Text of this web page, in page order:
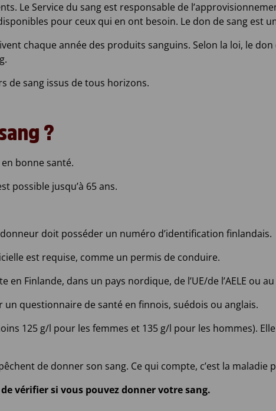
Le Service du sang est responsable de
pour ceux qui en ont besoin. Le don de sang est
chaque année des produits sanguins. Selon la loi, le
de sang issus de tous horizons.
?
bonne santé.
possible jusqu’à 65 ans.
doit posséder un numéro d’identification finlandais.
est requise, comme un permis de conduire.
en Finlande, dans un pays nordique, de l’UE/de l’AELE ou
questionnaire de santé en finnois, suédois ou anglais.
125 g/l pour les femmes et 135 g/l pour les hommes).
de donner son sang. Ce qui compte, c’est la
vérifier si vous pouvez donner votre sang.